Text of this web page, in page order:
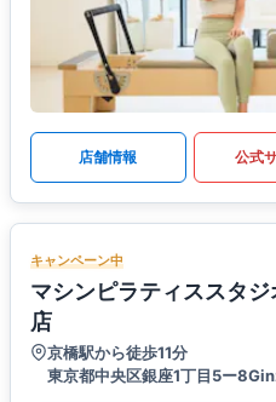
店舗情報 公式
キャンペーン中
マシンピラティススタ
店
京橋駅から徒歩11分
東京都中央区銀座1丁目5ー